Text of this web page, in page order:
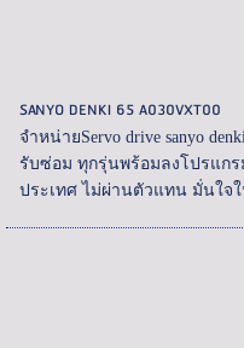
SANYO DENKI 65 A030VXT00
จำหน่ายServo drive sanyo
รับซ่อม ทุกรุ่นพร้อมลงโปรแกร
ประเทศ ไม่ผ่านตัวแทน มั่นใจ